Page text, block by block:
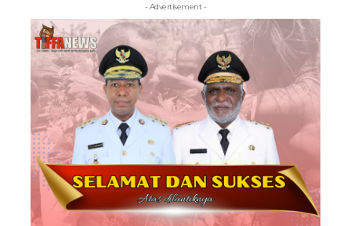
- Advertisement -